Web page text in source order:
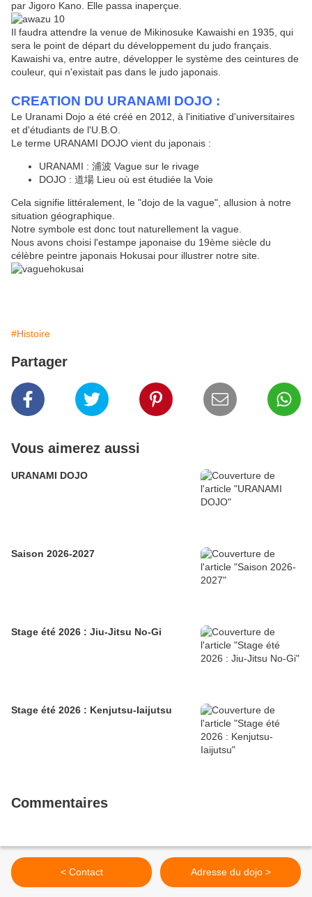
par Jigoro Kano. Elle passa inaperçue.
Il faudra attendre la venue de Mikinosuke Kawaishi en 1935, qui
sera le point de départ du développement du judo français.
Kawaishi va, entre autre, développer le système des ceintures de
couleur, qui n'existait pas dans le judo japonais.
CREATION DU URANAMI DOJO :
Le Uranami Dojo a été créé en 2012, à l'initiative d'universitaires
et d'étudiants de l'U.B.O.
Le terme URANAMI DOJO vient du japonais :
URANAMI : 浦波 Vague sur le rivage
DOJO : 道場 Lieu où est étudiée la Voie
Cela signifie littéralement, le "dojo de la vague", allusion à notre
situation géographique.
Notre symbole est donc tout naturellement la vague.
Nous avons choisi l'estampe japonaise du 19ème siècle du
célèbre peintre japonais Hokusai pour illustrer notre site.
#Histoire
Partager
Vous aimerez aussi
URANAMI DOJO
Saison 2026-2027
Stage été 2026 : Jiu-Jitsu No-Gi
Stage été 2026 : Kenjutsu-Iaijutsu
Commentaires
< Contact Adresse du dojo >